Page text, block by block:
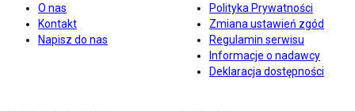
O nas
Kontakt
Napisz do nas
Polityka Prywatności
Zmiana ustawień zgód
Regulamin serwisu
Informacje o nadawcy
Deklaracja dostępności